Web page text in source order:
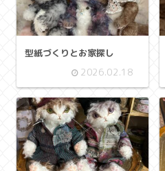
型紙づくりとお家探し
2026.02.18